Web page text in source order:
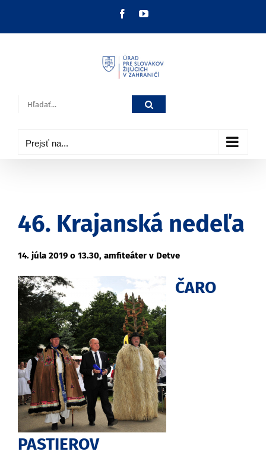
FacebookYouTube
Hľadať:
Prejsť na...
46. Krajanská nedeľa
14. júla 2019 o 13.30, amfiteáter v Detve
ČARO
PASTIEROV